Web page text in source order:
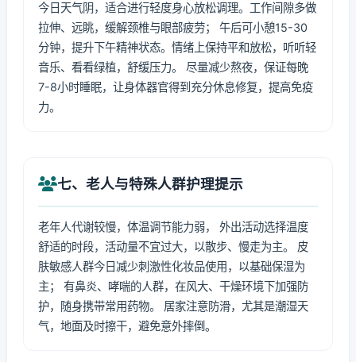
今日天气阴，适合进行轻度身心放松调理。工作间隙多做
拉伸、远眺，缓解颈椎与眼部疲劳； 午后可小憩15-30
分钟，提升下午精神状态。情绪上保持平和放松，听听轻
音乐、看看绿植，舒缓压力。 尽量减少熬夜，保证每晚
7-8小时睡眠，让身体器官得到充分休息修复，提高免疫
力。
七、老人与特殊人群护理提示
老年人代谢较慢，体温调节能力弱， 外出活动选择温度
舒适的时段，活动量不宜过大，以散步、慢走为主。 皮
肤敏感人群今日减少刺激性化妆品使用，以基础保湿为
主； 有鼻炎、哮喘的人群，在风大、干燥环境下加强防
护，随身携带常用药物。 居家注意防滑，尤其是潮湿天
气，地面及时擦干，避免意外摔倒。